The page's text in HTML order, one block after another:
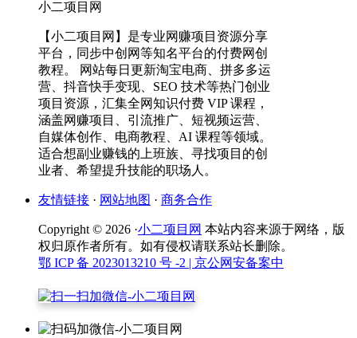
小二项目网
【小二项目网】是专业网赚项目资源分享
平台，同步中创网等知名平台的付费网创
教程。 网站每日更新淘宝电商、拼多多运
营、抖音快手变现、SEO 技术等热门创业
项目资源，汇集全网知识付费 VIP 课程，
涵盖网赚项目、引流推广、短视频运营、
自媒体创作、电商教程、AI 课程等领域。
适合想副业赚钱的上班族、寻找项目的创
业者、希望提升技能的职场人。
友情链接 · 网站地图 · 商务合作
Copyright © 2026 ·小二项目网 本站内容来源于网络，版
权归原作者所有。如有侵权请联系站长删除。
鄂 ICP 备 2023013210 号 -2 | 京公网安备案中